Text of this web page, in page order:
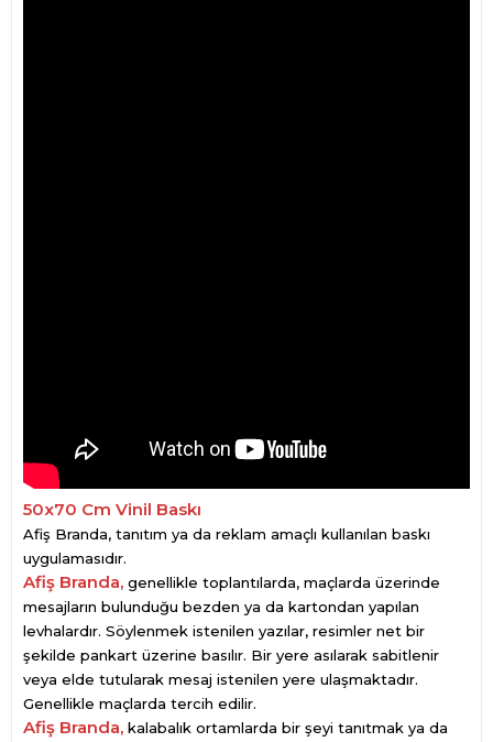
50x70 Cm Vinil Baskı
Afiş Branda, tanıtım ya da reklam amaçlı kullanılan baskı
uygulamasıdır.
Afiş Branda, genellikle toplantılarda, maçlarda üzerinde
mesajların bulunduğu bezden ya da kartondan yapılan
levhalardır. Söylenmek istenilen yazılar, resimler net bir
şekilde pankart üzerine basılır. Bir yere asılarak sabitlenir
veya elde tutularak mesaj istenilen yere ulaşmaktadır.
Genellikle maçlarda tercih edilir.
Afiş Branda, kalabalık ortamlarda bir şeyi tanıtmak ya da